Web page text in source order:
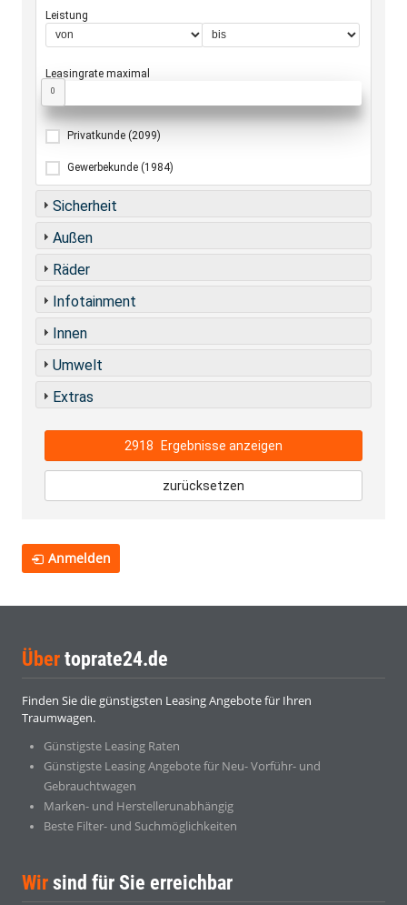
Leistung
Leasingrate maximal
0
Privatkunde (2099)
Gewerbekunde (1984)
Sicherheit
Außen
Räder
Infotainment
Innen
Umwelt
Extras
2918 Ergebnisse anzeigen
zurücksetzen
Anmelden
Über toprate24.de
Finden Sie die günstigsten Leasing Angebote für Ihren
Traumwagen.
Günstigste Leasing Raten
Günstigste Leasing Angebote für Neu- Vorführ- und
Gebrauchtwagen
Marken- und Herstellerunabhängig
Beste Filter- und Suchmöglichkeiten
Wir sind für Sie erreichbar